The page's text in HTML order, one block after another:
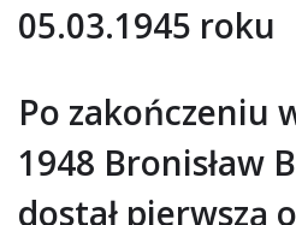
05.03.1945 roku
Po zakończeniu
1948 Bronisław
dostał pierwszą